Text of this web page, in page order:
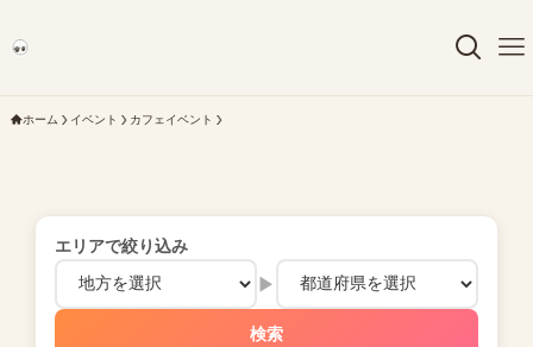
ホーム イベント カフェイベント
エリアで絞り込み
▶
検索